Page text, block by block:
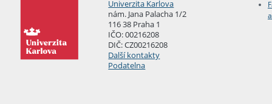
Univerzita Karlova
nám. Jana Palacha 1/2
116 38 Praha 1
IČO: 00216208
DIČ: CZ00216208
Další kontakty
Podatelna